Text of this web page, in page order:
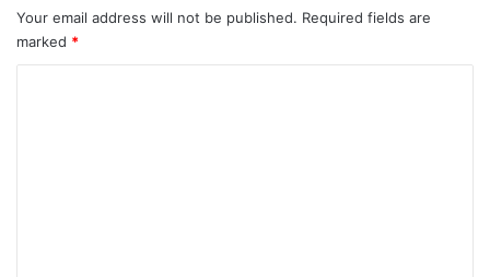
Your email address will not be published. Required fields are
marked *